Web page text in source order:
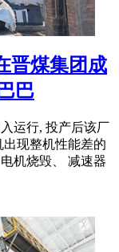
晋煤集团成
巴
运行, 投产后该厂
现整机性能差的
机烧毁、 减速器